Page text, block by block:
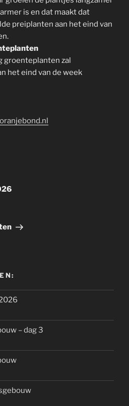
is en dat maakt dat
preiplanten aan het eind van
groenteplanten zal
het eind van de week
– dag 3